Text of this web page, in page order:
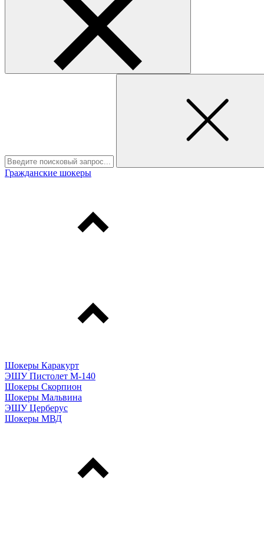
Гражданские шокеры
Шокеры Каракурт
ЭШУ Пистолет М-140
Шокеры Скорпион
Шокеры Мальвина
ЭШУ Церберус
Шокеры МВД